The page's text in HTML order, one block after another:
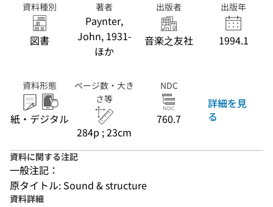
資料種別
図書
著者
Paynter,
John, 1931-
ほか
出版者
音楽之友社
出版年
1994.1
資料形態
紙・デジタル
ページ数・大き
さ等
284p ; 23cm
NDC
760.7
詳細を見
る
資料に関する注記
一般注記：
原タイトル: Sound & structure
資料詳細